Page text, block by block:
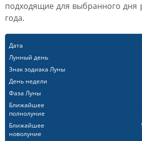
подходящие для выбранного дня
года.
Дата
Лунный день
Знак зодиака Луны
День недели
Фаза Луны
Ближайшее
полнолуние
Ближайшее
новолуние